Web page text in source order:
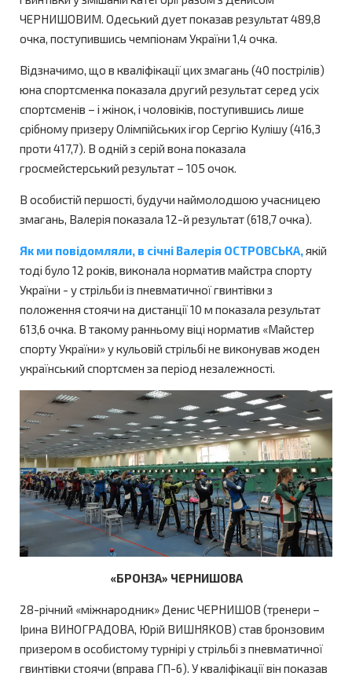
ЧЕРНИШОВИМ. Одеський дует показав результат 489,8
очка, поступившись чемпіонам України 1,4 очка.
Відзначимо, що в кваліфікації цих змагань (40 пострілів)
юна спортсменка показала другий результат серед усіх
спортсменів – і жінок, і чоловіків, поступившись лише
срібному призеру Олімпійських ігор Сергію Кулішу (416,3
проти 417,7). В одній з серій вона показала
гросмейстерський результат – 105 очок.
В особистій першості, будучи наймолодшою учасницею
змагань, Валерія показала 12-й результат (618,7 очка).
Як ми повідомляли, в січні Валерія ОСТРОВСЬКА,якій
тоді було 12 років, виконала норматив майстра спорту
України - у стрільби із пневматичної гвинтівки з
положення стоячи на дистанції 10 м показала результат
613,6 очка. В такому ранньому віці норматив «Майстер
спорту України» у кульовій стрільбі не виконував жоден
український спортсмен за період незалежності.
«БРОНЗА» ЧЕРНИШОВА
28-річний «міжнародник» Денис ЧЕРНИШОВ (тренери –
Ірина ВИНОГРАДОВА, Юрій ВИШНЯКОВ) став бронзовим
призером в особистому турнірі у стрільбі з пневматичної
гвинтівки стоячи (вправа ГП-6). У кваліфікації він показав